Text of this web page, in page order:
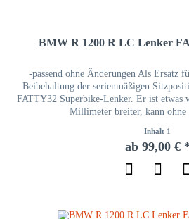
BMW R 1200 R LC Lenker
-passend ohne Änderungen Als Ersatz
Beibehaltung der serienmäßigen
FATTY32 Superbike-Lenker. Er ist etwas
Millimeter breiter, kann ohne
Inhalt 1
ab 99,00 € *